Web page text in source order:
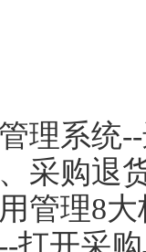
系统--
采购退
管理8
开采购